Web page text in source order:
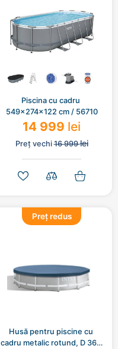
Piscina cu cadru
549x274x122 cm / 56710
14 999 lei
Preț vechi16 999lei
Preț redus
Husă pentru piscine cu
cadru metalic rotund, D 366